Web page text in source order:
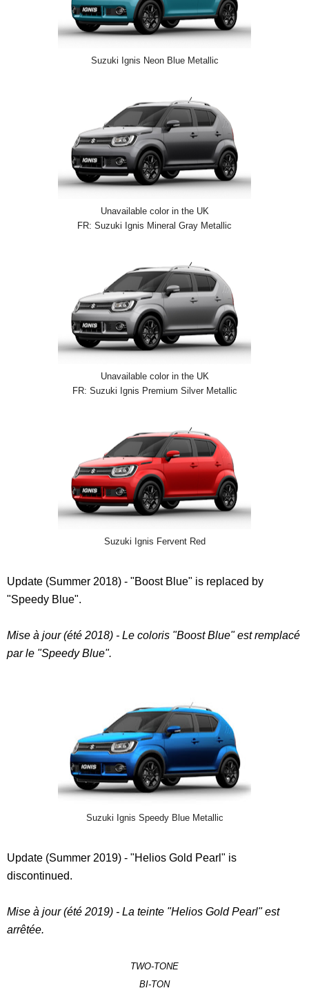
Suzuki Ignis Neon Blue Metallic
Unavailable color in the UK
FR: Suzuki Ignis Mineral Gray Metallic
Unavailable color in the UK
FR: Suzuki Ignis Premium Silver Metallic
Suzuki Ignis Fervent Red
Update (Summer 2018) - "Boost Blue" is replaced by
"Speedy Blue".
Mise à jour (été 2018) - Le coloris "Boost Blue" est remplacé
par le "Speedy Blue".
Suzuki Ignis Speedy Blue Metallic
Update (Summer 2019) - "Helios Gold Pearl" is
discontinued.
Mise à jour (été 2019) - La teinte "Helios Gold Pearl" est
arrêtée.
TWO-TONE
BI-TON